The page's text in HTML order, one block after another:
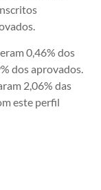
0,46% dos
dos aprovados.
2,06% das
este perfil